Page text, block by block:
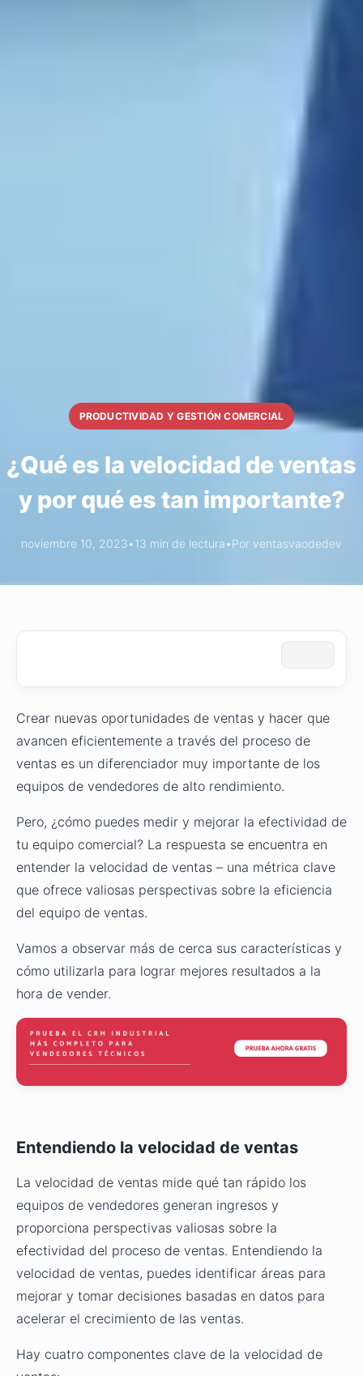
PRODUCTIVIDAD Y GESTIÓN COMERCIAL
¿Qué es la velocidad de ventas
y por qué es tan importante?
noviembre 10, 2023•13 min de lectura•Por ventasvaodedev
Crear nuevas oportunidades de ventas y hacer que
avancen eficientemente a través del proceso de
ventas es un diferenciador muy importante de los
equipos de vendedores de alto rendimiento.
Pero, ¿cómo puedes medir y mejorar la efectividad de
tu equipo comercial? La respuesta se encuentra en
entender la velocidad de ventas – una métrica clave
que ofrece valiosas perspectivas sobre la eficiencia
del equipo de ventas.
Vamos a observar más de cerca sus características y
cómo utilizarla para lograr mejores resultados a la
hora de vender.
Entendiendo la velocidad de ventas
La velocidad de ventas mide qué tan rápido los
equipos de vendedores generan ingresos y
proporciona perspectivas valiosas sobre la
efectividad del proceso de ventas. Entendiendo la
velocidad de ventas, puedes identificar áreas para
mejorar y tomar decisiones basadas en datos para
acelerar el crecimiento de las ventas.
Hay cuatro componentes clave de la velocidad de